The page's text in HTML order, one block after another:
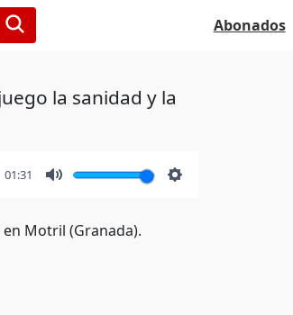
Abonados
la sanidad y la
01:31
Motril (Granada).